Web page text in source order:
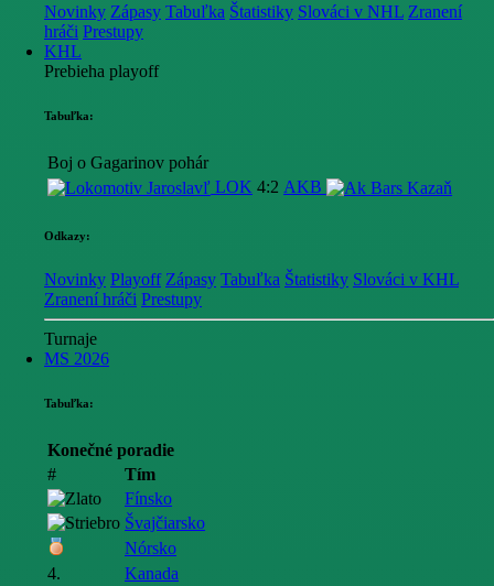
Novinky Zápasy Tabuľka Štatistiky Slováci v NHL Zranení
hráči Prestupy
KHL
Prebieha playoff
Tabuľka:
Boj o Gagarinov pohár
LOK 4:2 AKB
Odkazy:
Novinky Playoff Zápasy Tabuľka Štatistiky Slováci v KHL
Zranení hráči Prestupy
Turnaje
MS 2026
Tabuľka:
Konečné poradie
#
Tím
Fínsko
Švajčiarsko
Nórsko
4.
Kanada